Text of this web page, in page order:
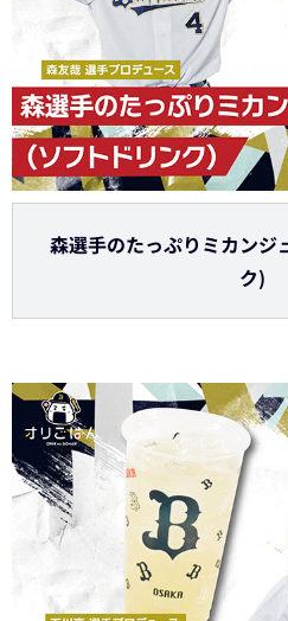
森選手のたっぷりミカンジ
ク)